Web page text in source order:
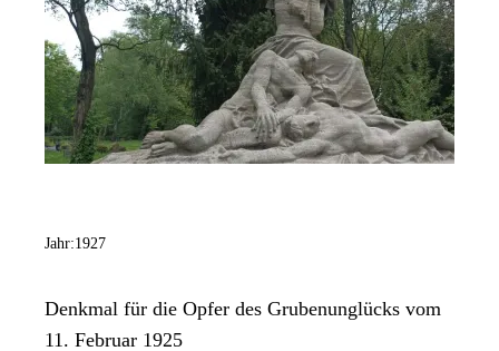
Jahr:1927
Denkmal für die Opfer des Grubenunglücks vom
11. Februar 1925